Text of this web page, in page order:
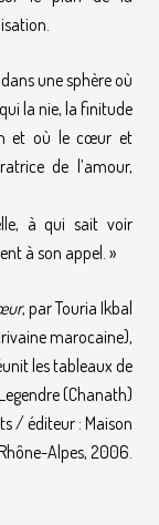
une sphère où
la nie, la finitude
et où le cœur et
de l’amour,
à qui sait voir
à son appel. »
, par Touria Ikbal
marocaine),
les tableaux de
(Chanath)
/ éditeur : Maison
Alpes, 2006.